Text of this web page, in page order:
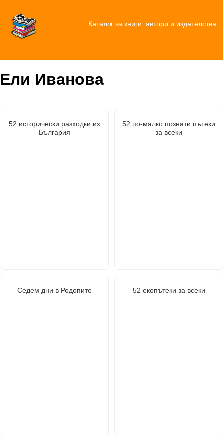
Каталог за книги, автори и издателства
Ели Иванова
52 исторически разходки из
България
52 по-малко познати пътеки
за всеки
Седем дни в Родопите 52 екопътеки за всеки